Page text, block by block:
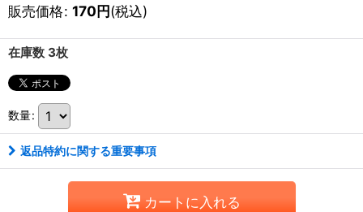
販売価格: 170円(税込)
在庫数 3枚
数量:
返品特約に関する重要事項
カートに入れる